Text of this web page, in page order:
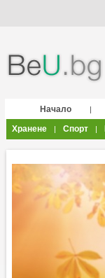
Начало |
Хранене
| Спорт |